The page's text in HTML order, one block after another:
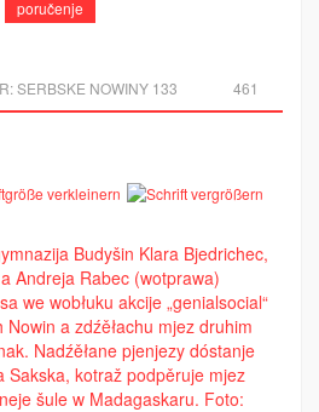
poručenje
461
SERBSKE NOWINY 133